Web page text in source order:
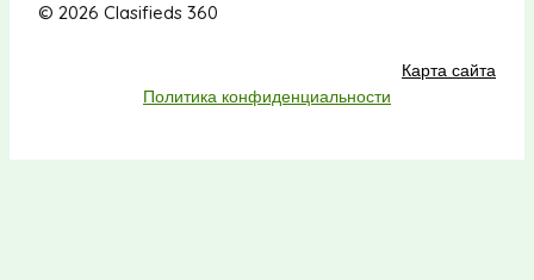
© 2026 Clasifieds 360
Карта сайта
Политика конфиденциальности